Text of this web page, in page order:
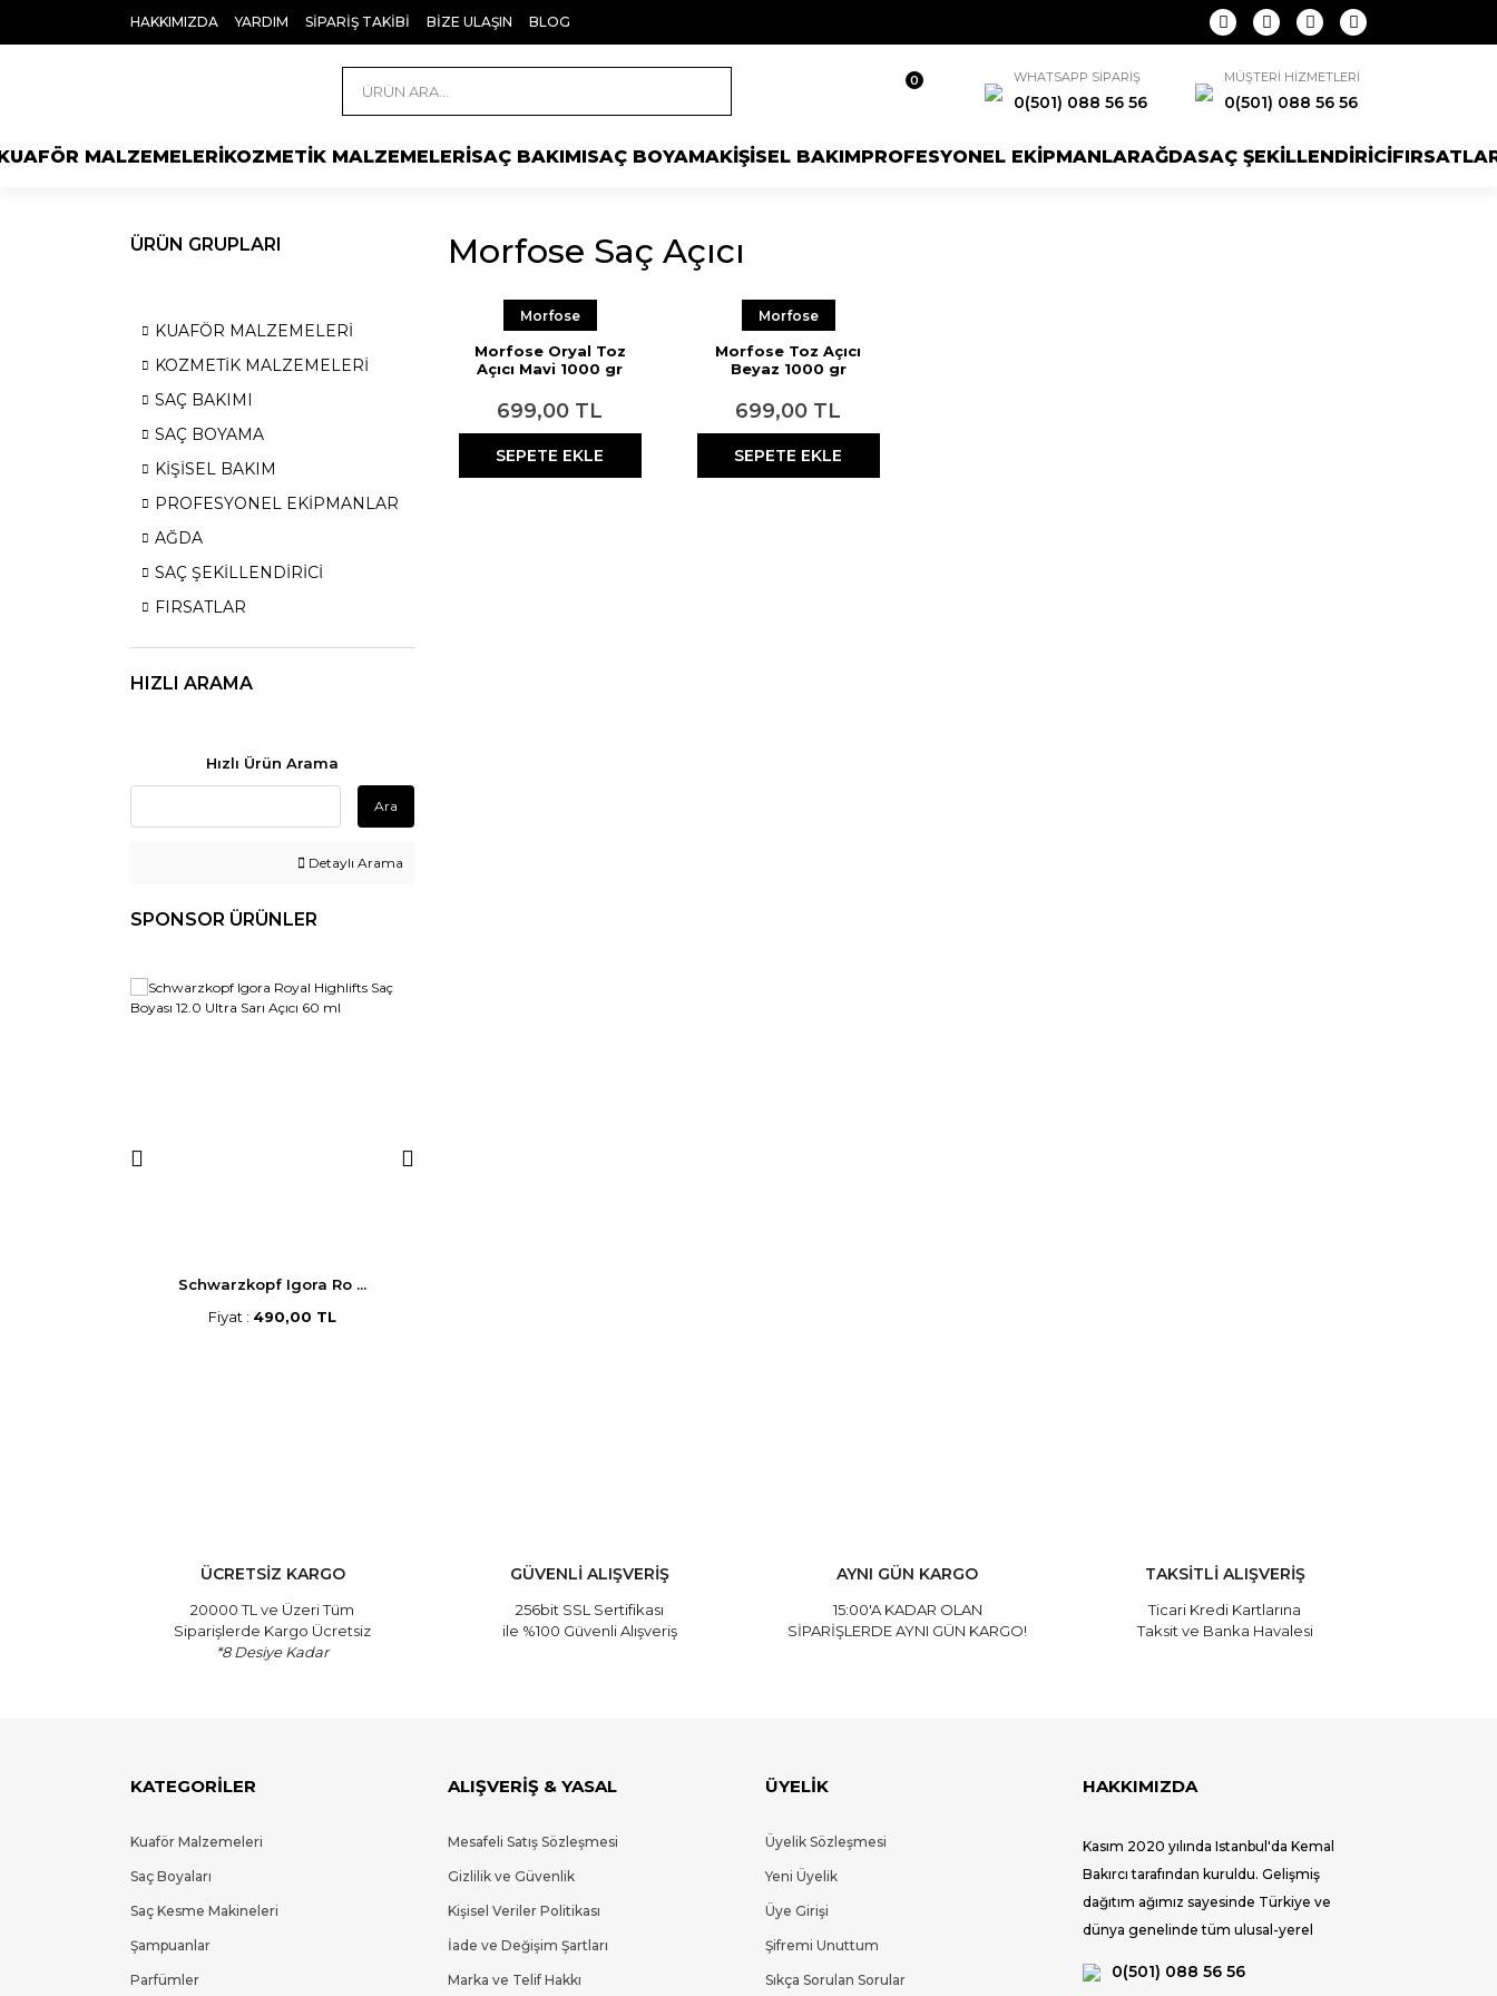
HAKKIMIZDA YARDIM SİPARİŞ TAKİBİ BİZE ULAŞIN BLOG
0 WHATSAPP SİPARİŞ
0(501) 088 56 56
MÜŞTERİ HİZMETLERİ
0(501) 088 56 56
MALZEMELERİKOZMETİK MALZEMELERİSAÇ BAKIMISAÇ BOYAMAKİŞİSEL BAKIMPROFESYONEL EKİPMANLARAĞDASAÇ ŞEKİLLENDİRİCİ
ÜRÜN GRUPLARI
KUAFÖR MALZEMELERİ
KOZMETİK MALZEMELERİ
SAÇ BAKIMI
SAÇ BOYAMA
KİŞİSEL BAKIM
PROFESYONEL EKİPMANLAR
AĞDA
SAÇ ŞEKİLLENDİRİCİ
FIRSATLAR
HIZLI ARAMA
Hızlı Ürün Arama
Ara
Detaylı Arama
SPONSOR ÜRÜNLER
Schwarzkopf Igora Ro ...
Fiyat : 490,00 TL
Morfose Saç Açıcı
Morfose
Morfose Oryal Toz
Açıcı Mavi 1000 gr
699,00 TL
SEPETE EKLE
Morfose
Morfose Toz Açıcı
Beyaz 1000 gr
699,00 TL
SEPETE EKLE
ÜCRETSİZ KARGO
20000 TL ve Üzeri Tüm
Siparişlerde Kargo Ücretsiz
*8 Desiye Kadar
GÜVENLİ ALIŞVERİŞ
256bit SSL Sertifikası
ile %100 Güvenli Alışveriş
AYNI GÜN KARGO
15:00'A KADAR OLAN
SİPARİŞLERDE AYNI GÜN KARGO!
TAKSİTLİ ALIŞVERİŞ
Ticari Kredi Kartlarına
Taksit ve Banka Havalesi
KATEGORİLER
Kuaför Malzemeleri
Saç Boyaları
Saç Kesme Makineleri
Şampuanlar
Parfümler
ALIŞVERİŞ & YASAL
Mesafeli Satış Sözleşmesi
Gizlilik ve Güvenlik
Kişisel Veriler Politikası
İade ve Değişim Şartları
Marka ve Telif Hakkı
ÜYELİK
Üyelik Sözleşmesi
Yeni Üyelik
Üye Girişi
Şifremi Unuttum
Sıkça Sorulan Sorular
HAKKIMIZDA
Kasım 2020 yılında Istanbul'da Kemal
Bakırcı tarafından kuruldu. Gelişmiş
dağıtım ağımız sayesinde Türkiye ve
dünya genelinde tüm ulusal-yerel
tüketiciye ulaşıyoruz.
0(501) 088 56 56